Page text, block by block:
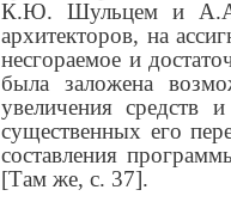
К.Ю. Шульцем и
архитекторов, на
несгораемое и
была заложена
увеличения средств
существенных его
составления
[Там же, с. 37].